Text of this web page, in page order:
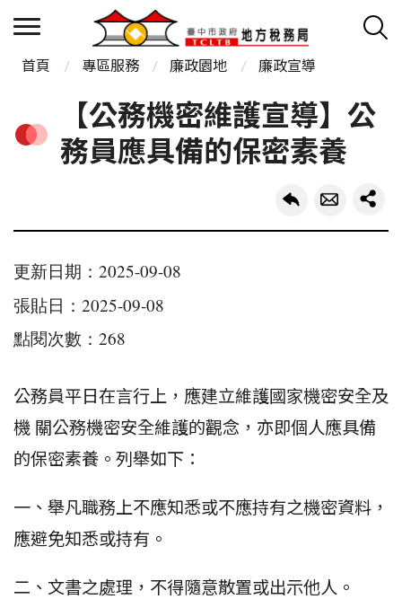
首頁 專區服務 廉政園地 廉政宣導
【公務機密維護宣導】公
務員應具備的保密素養
更新日期：2025-09-08
張貼日：2025-09-08
點閱次數：268
公務員平日在言行上，應建立維護國家機密安全及
機 關公務機密安全維護的觀念，亦即個人應具備
的保密素養。列舉如下：
一、舉凡職務上不應知悉或不應持有之機密資料，
應避免知悉或持有。
二、文書之處理，不得隨意散置或出示他人。